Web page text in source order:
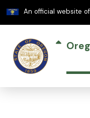
An official website